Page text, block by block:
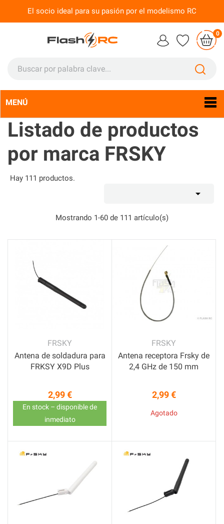
El socio ideal para su pasión por el modelismo RC
0
MENÚ
Idioma:
Listado de productos
por marca FRSKY
Hay 111 productos.

Mostrando 1-60 de 111 artículo(s)
FRSKY
Antena de soldadura para
FRKSY X9D Plus
Precio
2,99 €
En stock – disponible de
inmediato
FRSKY
Antena receptora Frsky de
2,4 GHz de 150 mm
Precio
2,99 €
Agotado